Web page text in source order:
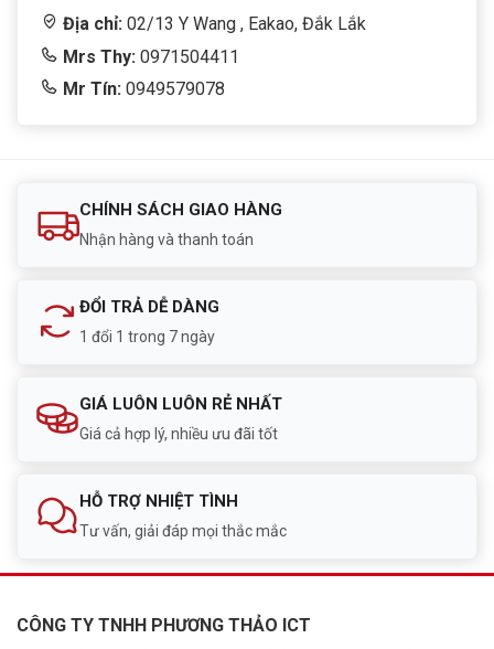
Địa chỉ: 02/13 Y Wang , Eakao, Đắk Lắk
Mrs Thy: 0971504411
Mr Tín: 0949579078
CHÍNH SÁCH GIAO HÀNG
Nhận hàng và thanh toán
ĐỔI TRẢ DỄ DÀNG
1 đổi 1 trong 7 ngày
GIÁ LUÔN LUÔN RẺ NHẤT
Giá cả hợp lý, nhiều ưu đãi tốt
HỖ TRỢ NHIỆT TÌNH
Tư vấn, giải đáp mọi thắc mắc
CÔNG TY TNHH PHƯƠNG THẢO ICT